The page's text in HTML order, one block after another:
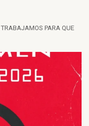
TRABAJAMOS PARA QUE